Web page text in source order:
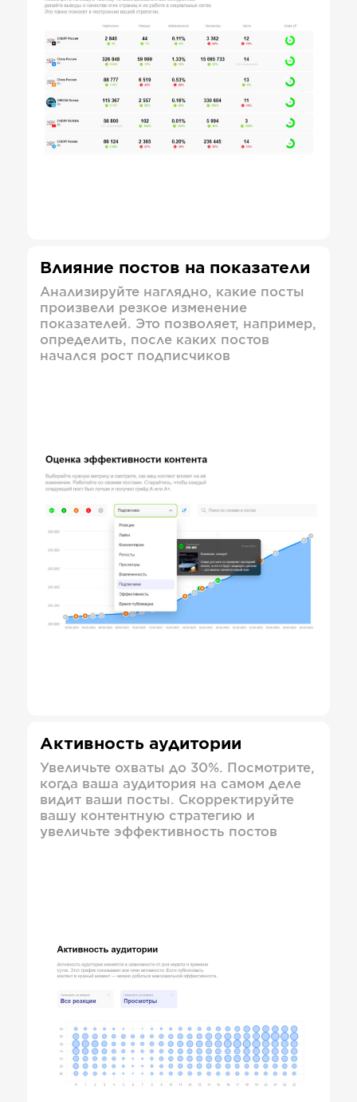
Влияние постов на показатели
Анализируйте наглядно, какие посты
произвели резкое изменение
показателей. Это позволяет, например,
определить, после каких постов
начался рост подписчиков
Активность аудитории
Увеличьте охваты до 30%. Посмотрите,
когда ваша аудитория на самом деле
видит ваши посты. Скорректируйте
вашу контентную стратегию и
увеличьте эффективность постов